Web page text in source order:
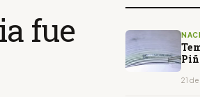
fue
21